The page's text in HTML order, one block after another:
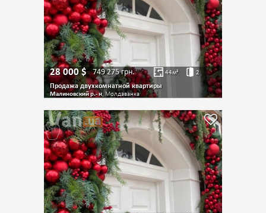
28 000$ 749 275грн. 44м² 2
Продажа двухкомнатной квартиры
Малиновский р.- н, Молдаванка